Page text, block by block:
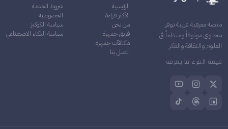
منصة معرفية عربية توفر
محتوى موثوقاً ومنظماً في
العلوم والثقافة والفكر
قيمة المرء ما يعرفه
الرئيسية
الأكثر قراءة
من نحن
فريق جمهرة
مكافآت جمهرة
اتصل بنا
شروط الخدمة
الخصوصية
سياسة الكوكيز
سياسة الذكاء الاصطناعي